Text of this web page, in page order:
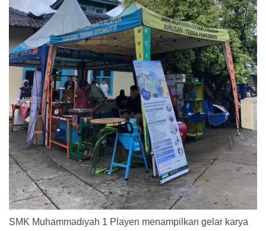
SMK Muhammadiyah 1 Playen menampilkan gelar karya